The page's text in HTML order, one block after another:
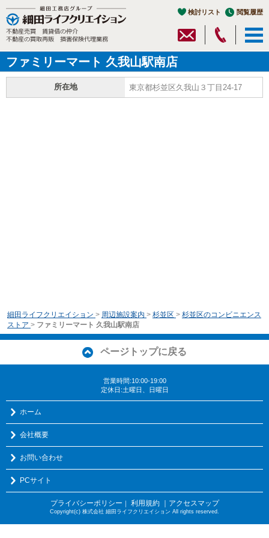
検討リスト 閲覧履歴
ファミリーマート 久我山駅南店
所在地 東京都杉並区久我山３丁目24-17
細田ライフクリエイション > 周辺施設案内 > 杉並区 > 杉並区のコンビニエンス
ストア > ファミリーマート 久我山駅南店
ページトップに戻る
営業時間:10:00-19:00
定休日:土曜日、日曜日
ホーム
会社概要
お問い合わせ
PCサイト
プライバシーポリシー ｜ 利用規約 ｜アクセスマップ
Copyright(c) 株式会社 細田ライフクリエイション All rights reserved.